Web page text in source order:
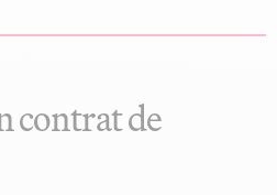
contrat de